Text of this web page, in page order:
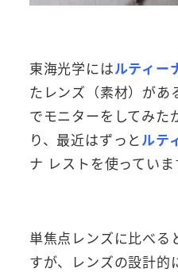
東海光学にはルティー
たレンズ（素材）があ
でモニターをしてみた
り、最近はずっと ルテ
ナ レストを使っていま
単焦点レンズに比べる
すが、レンズの設計的